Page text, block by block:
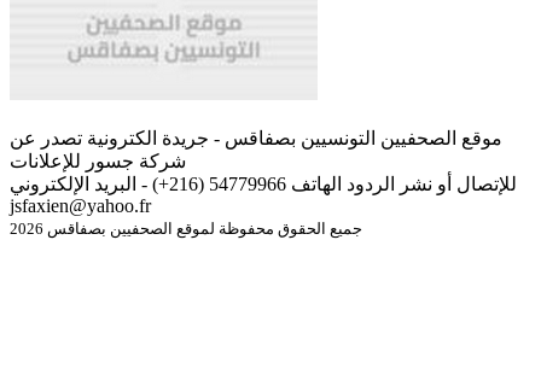
موقع الصحفيين التونسيين بصفاقس - جريدة الكترونية تصدر عن
شركة جسور للإعلانات
للإتصال أو نشر الردود الهاتف 54779966 (216+) - البريد الإلكتروني
jsfaxien@yahoo.fr
جميع الحقوق محفوظة لموقع الصحفيين بصفاقس 2026